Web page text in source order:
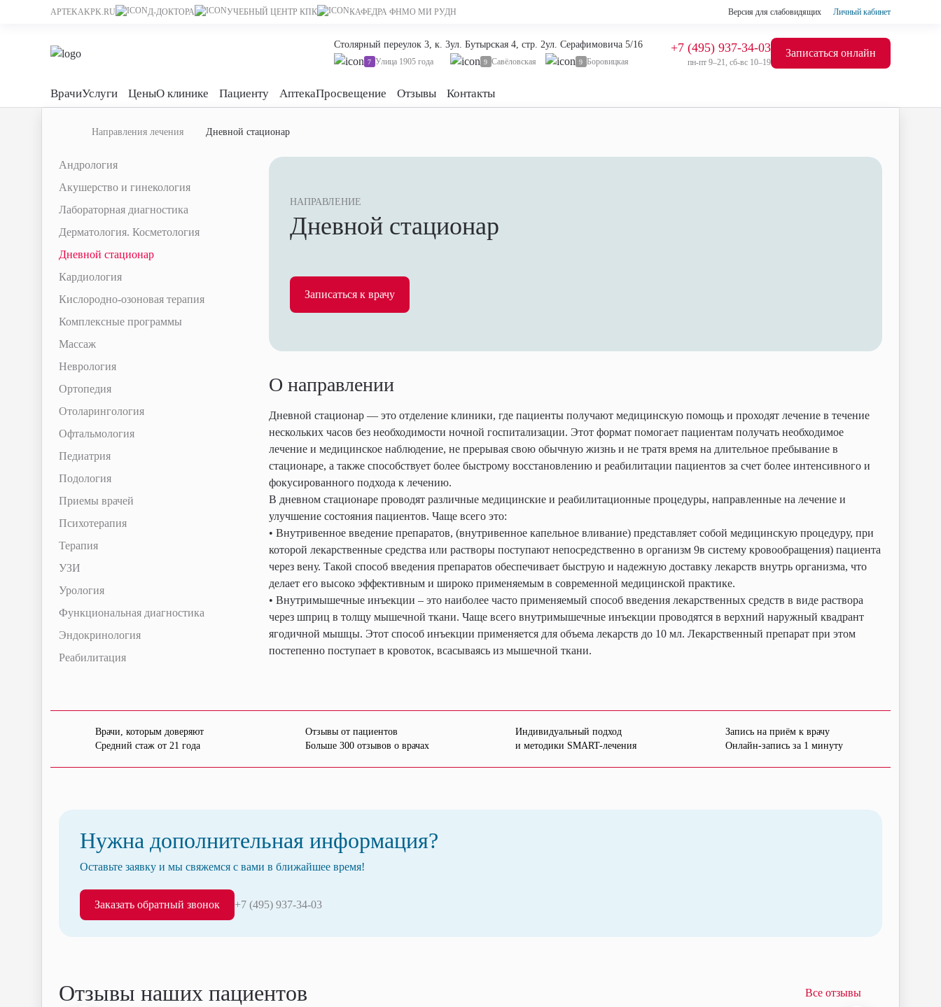
APTEKAKPK.RU Д-ДОКТОРА УЧЕБНЫЙ ЦЕНТР КПК КАФЕДРА ФНМО МИ РУДН Версия для слабовидящих Личный кабинет
Столярный переулок 3, к. 3
7 Улица 1905 года
ул. Бутырская 4, стр. 2
9 Савёловская
ул. Серафимовича 5/16
9 Боровицкая
+7 (495) 937-34-03
пн-пт 9–21, сб-вс 10–19
Записаться онлайн
ВрачиУслуги ЦеныО клинике Пациенту АптекаПросвещение Отзывы Контакты
Направления лечения Дневной стационар
Андрология
Акушерство и гинекология
Лабораторная диагностика
Дерматология. Косметология
Дневной стационар
Кардиология
Кислородно-озоновая терапия
Комплексные программы
Массаж
Неврология
Ортопедия
Отоларингология
Офтальмология
Педиатрия
Подология
Приемы врачей
Психотерапия
Терапия
УЗИ
Урология
Функциональная диагностика
Эндокринология
Реабилитация
НАПРАВЛЕНИЕ
Дневной стационар
Записаться к врачу
О направлении
Дневной стационар — это отделение клиники, где пациенты получают медицинскую помощь и проходят лечение в течение
нескольких часов без необходимости ночной госпитализации. Этот формат помогает пациентам получать необходимое
лечение и медицинское наблюдение, не прерывая свою обычную жизнь и не тратя время на длительное пребывание в
стационаре, а также способствует более быстрому восстановлению и реабилитации пациентов за счет более интенсивного и
фокусированного подхода к лечению.
В дневном стационаре проводят различные медицинские и реабилитационные процедуры, направленные на лечение и
улучшение состояния пациентов. Чаще всего это:
• Внутривенное введение препаратов, (внутривенное капельное вливание) представляет собой медицинскую процедуру, при
которой лекарственные средства или растворы поступают непосредственно в организм 9в систему кровообращения) пациента
через вену. Такой способ введения препаратов обеспечивает быструю и надежную доставку лекарств внутрь организма, что
делает его высоко эффективным и широко применяемым в современной медицинской практике.
• Внутримышечные инъекции – это наиболее часто применяемый способ введения лекарственных средств в виде раствора
через шприц в толщу мышечной ткани. Чаще всего внутримышечные инъекции проводятся в верхний наружный квадрант
ягодичной мышцы. Этот способ инъекции применяется для объема лекарств до 10 мл. Лекарственный препарат при этом
постепенно поступает в кровоток, всасываясь из мышечной ткани.
Врачи, которым доверяют
Средний стаж от 21 года
Отзывы от пациентов
Больше 300 отзывов о врачах
Индивидуальный подход
и методики SMART-лечения
Запись на приём к врачу
Онлайн-запись за 1 минуту
Нужна дополнительная информация?
Оставьте заявку и мы свяжемся с вами в ближайшее время!
Заказать обратный звонок +7 (495) 937-34-03
Отзывы наших пациентов Все отзывы